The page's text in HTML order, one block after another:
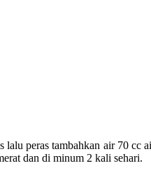
lalu peras tambahkan air 70 cc
dan di minum 2 kali sehari.